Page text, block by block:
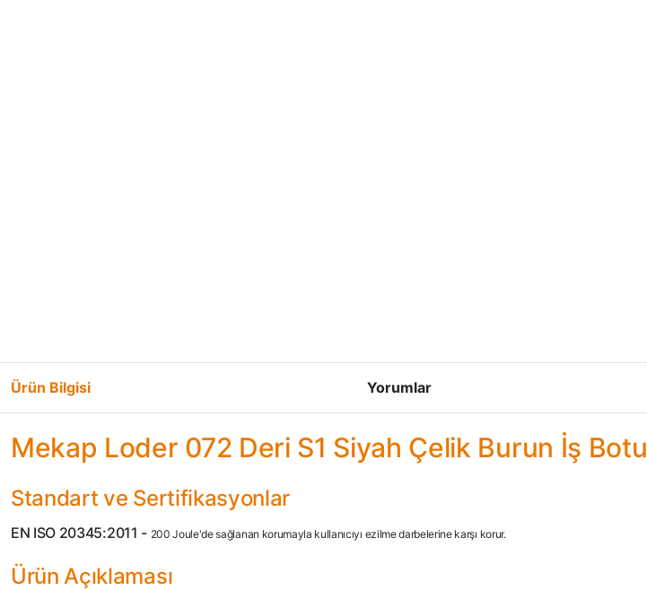
Ürün Bilgisi Yorumlar
Mekap Loder 072 Deri S1 Siyah Çelik Burun İş Botu
Standart ve Sertifikasyonlar
EN ISO 20345:2011 - 200 Joule'de sağlanan korumayla kullanıcıyı ezilme darbelerine karşı korur.
Ürün Açıklaması